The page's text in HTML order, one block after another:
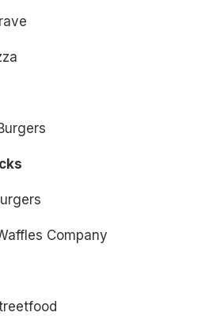
Company